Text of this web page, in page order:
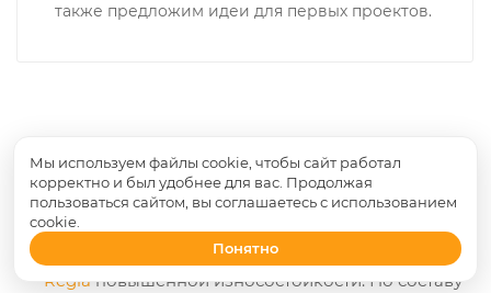
также предложим идеи для первых проектов.
В каталоге пряжа европейских производителей:
Lana GrossaиLamanaиз Германии,
Schachenmayr
одежды и пледов, британская
и носочная
Regiaповышенной износостойкости. По составу
Мы используем файлы cookie, чтобы сайт работал
корректно и был удобнее для вас. Продолжая
пользоваться сайтом, вы соглашаетесь с использованием
cookie.
Понятно